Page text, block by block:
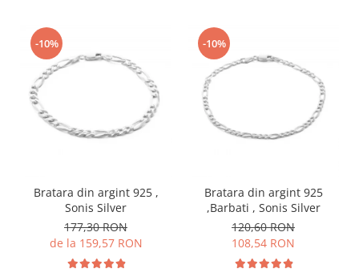
-10%
Bratara din argint 925 ,
Sonis Silver
177,30 RON
de la 159,57 RON
-10%
Bratara din argint 925
,Barbati , Sonis Silver
120,60 RON
108,54 RON